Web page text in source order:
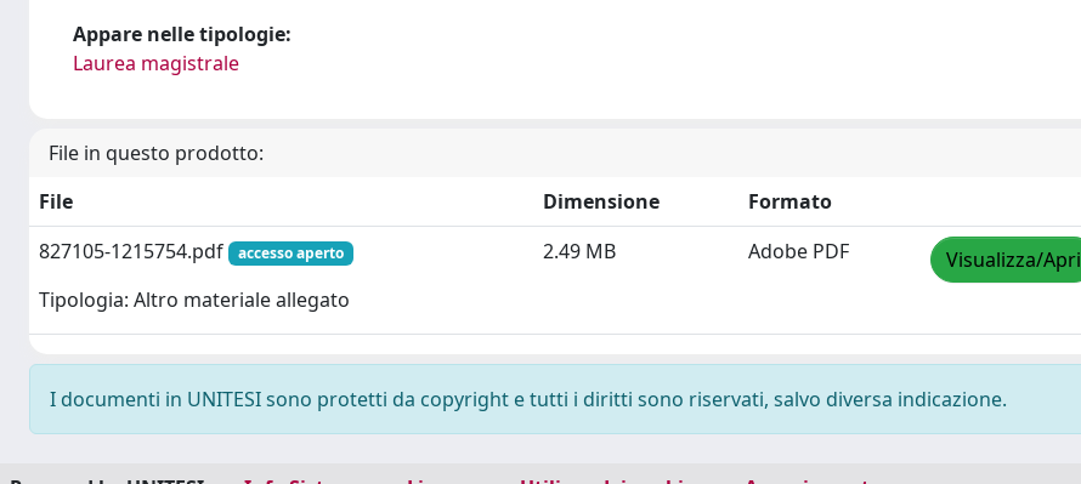
Appare nelle tipologie:
Laurea magistrale
File in questo prodotto:
File
Dimensione
Formato
827105-1215754.pdf
accesso aperto
Tipologia: Altro materiale allegato
2.49 MB Adobe PDF Visualizza/Apri
I documenti in UNITESI sono protetti da copyright e tutti i diritti sono riservati, salvo diversa indicazione.